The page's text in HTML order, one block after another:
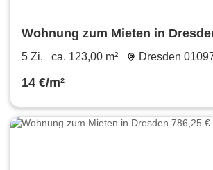
Wohnung zum Mieten in
m²
5 Zi. ca. 123,00 m² Dresden
14 €/m²